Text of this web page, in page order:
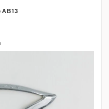
AB13